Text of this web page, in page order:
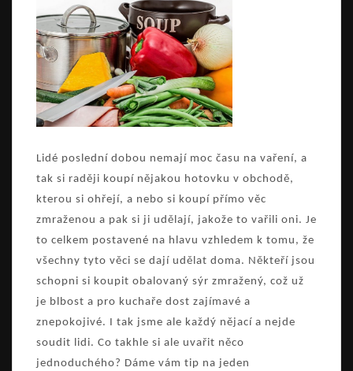
Lidé poslední dobou nemají moc času na vaření, a
tak si raději koupí nějakou hotovku v obchodě,
kterou si ohřejí, a nebo si koupí přímo věc
zmraženou a pak si ji udělají, jakože to vařili oni. Je
to celkem postavené na hlavu vzhledem k tomu, že
všechny tyto věci se dají udělat doma. Někteří jsou
schopni si koupit obalovaný sýr zmražený, což už
je blbost a pro kuchaře dost zajímavé a
znepokojivé. I tak jsme ale každý nějací a nejde
soudit lidi. Co takhle si ale uvařit něco
jednoduchého? Dáme vám tip na jeden